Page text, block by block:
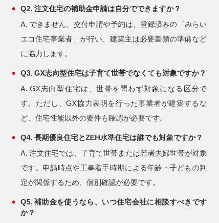
Q2. 注文住宅の補助金申請は自分でできますか？
A. できません。交付申請や予約は、登録済みの「みらい
エコ住宅事業者」が行い、建築主は必要書類の準備など
に協力します。
Q3. GX志向型住宅は子育て世帯でなくても対象ですか？
A. GX志向型住宅は、世帯を問わず対象になる区分で
す。ただし、GX協力表明を行った事業者が建築するな
ど、住宅性能以外の要件も確認が必要です。
Q4. 長期優良住宅とZEH水準住宅は誰でも対象ですか？
A. 注文住宅では、子育て世帯または若者夫婦世帯が対象
です。申請時点や工事着手時期による年齢・子どもの判
定が関係するため、個別確認が必要です。
Q5. 補助金を使うなら、いつ住宅会社に相談すべきです
か？